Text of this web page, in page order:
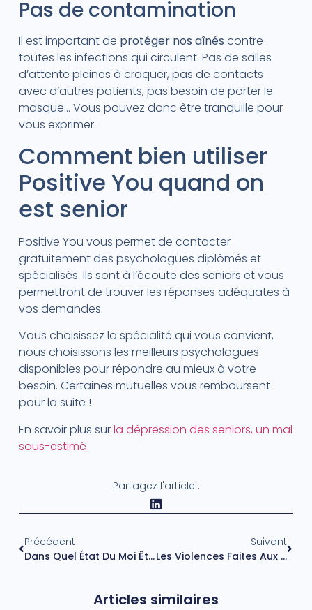
Pas de contamination
Il est important de protéger nos aînés contre
toutes les infections qui circulent. Pas de salles
d’attente pleines à craquer, pas de contacts
avec d’autres patients, pas besoin de porter le
masque… Vous pouvez donc être tranquille pour
vous exprimer.
Comment bien utiliser
Positive You quand on
est senior
Positive You vous permet de contacter
gratuitement des psychologues diplômés et
spécialisés. Ils sont à l’écoute des seniors et vous
permettront de trouver les réponses adéquates à
vos demandes.
Vous choisissez la spécialité qui vous convient,
nous choisissons les meilleurs psychologues
disponibles pour répondre au mieux à votre
besoin. Certaines mutuelles vous remboursent
pour la suite !
En savoir plus surla dépression des seniors, un mal
sous-estimé
Partagez l'article :
Précédent
Dans Quel État Du Moi Êtes-Vous?
Suivant
Les Violences Faites Aux Femmes : État Des Lieux
Articles similaires